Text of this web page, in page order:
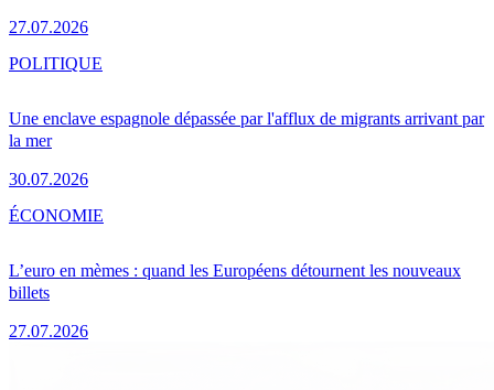
27.07.2026
Une enclave espagnole dépassée par l'afflux de migrants arrivant par
la mer
30.07.2026
POLITIQUE
L’euro en mèmes : quand les Européens détournent les nouveaux
billets
27.07.2026
ÉCONOMIE